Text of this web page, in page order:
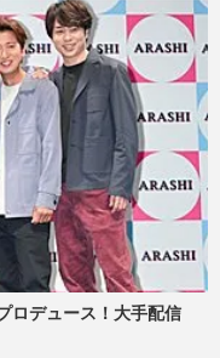
ロデュース！大手配信